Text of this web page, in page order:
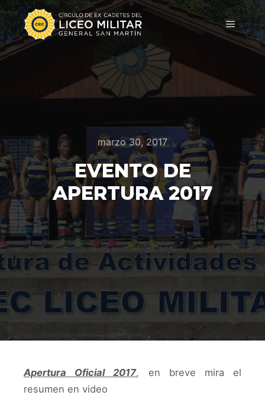
marzo 30, 2017
EVENTO DE
APERTURA 2017
Apertura Oficial 2017, en breve mira el
resumen en video